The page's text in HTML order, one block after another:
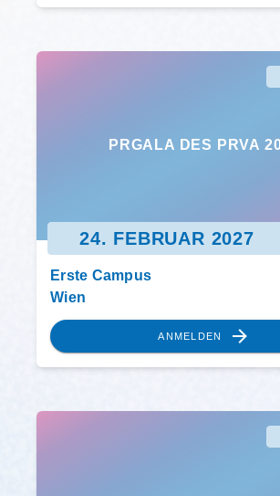
PRGALA DES PRVA
24. FEBRUAR 2027
Erste Campus
Wien
ANMELDEN